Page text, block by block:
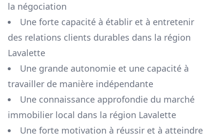
la négociation
Une forte capacité à établir et à entretenir
des relations clients durables dans la région
Lavalette
Une grande autonomie et une capacité à
travailler de manière indépendante
Une connaissance approfondie du marché
immobilier local dans la région Lavalette
Une forte motivation à réussir et à atteindre